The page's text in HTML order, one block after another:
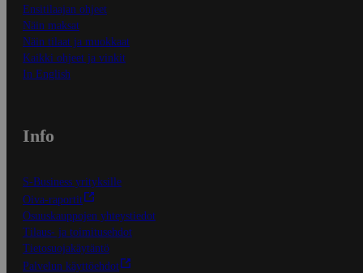
Ensitilaajan ohjeet
Näin maksat
Näin tilaat ja muokkaat
Kaikki ohjeet ja vinkit
In English
Info
S-Business yrityksille
Oiva-raportit
Osuuskauppojen yhteystiedot
Tilaus- ja toimitusehdot
Tietosuojakäytäntö
Palvelun käyttöehdot